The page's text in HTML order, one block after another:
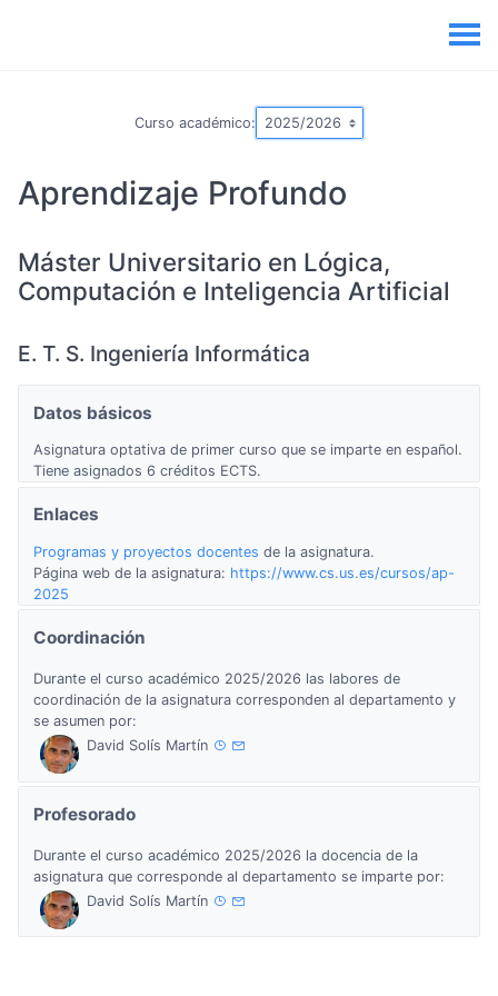
Curso académico:
Aprendizaje Profundo
Máster Universitario en Lógica,
Computación e Inteligencia Artificial
E. T. S. Ingeniería Informática
Datos básicos
Asignatura optativa de primer curso que se imparte en español.
Tiene asignados 6 créditos ECTS.
Enlaces
Programas y proyectos docentes de la asignatura.
Página web de la asignatura: https://www.cs.us.es/cursos/ap-
2025
Coordinación
Durante el curso académico 2025/2026 las labores de
coordinación de la asignatura corresponden al departamento y
se asumen por:
David Solís Martín
Profesorado
Durante el curso académico 2025/2026 la docencia de la
asignatura que corresponde al departamento se imparte por:
David Solís Martín